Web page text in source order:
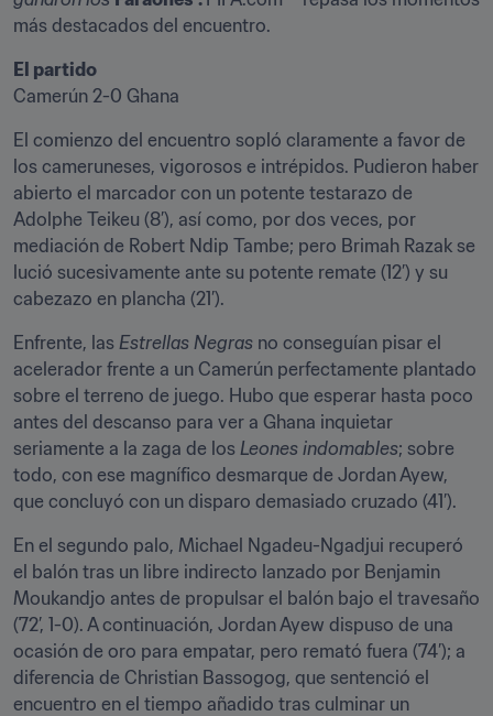
más destacados del encuentro.
El partido
Camerún 2-0 Ghana
El comienzo del encuentro sopló claramente a favor de
los cameruneses, vigorosos e intrépidos. Pudieron haber
abierto el marcador con un potente testarazo de
Adolphe Teikeu (8’), así como, por dos veces, por
mediación de Robert Ndip Tambe; pero Brimah Razak se
lució sucesivamente ante su potente remate (12’) y su
cabezazo en plancha (21’).
Enfrente, las Estrellas Negras no conseguían pisar el
acelerador frente a un Camerún perfectamente plantado
sobre el terreno de juego. Hubo que esperar hasta poco
antes del descanso para ver a Ghana inquietar
seriamente a la zaga de los Leones indomables; sobre
todo, con ese magnífico desmarque de Jordan Ayew,
que concluyó con un disparo demasiado cruzado (41’).
En el segundo palo, Michael Ngadeu-Ngadjui recuperó
el balón tras un libre indirecto lanzado por Benjamin
Moukandjo antes de propulsar el balón bajo el travesaño
(72’, 1-0). A continuación, Jordan Ayew dispuso de una
ocasión de oro para empatar, pero remató fuera (74’); a
diferencia de Christian Bassogog, que sentenció el
encuentro en el tiempo añadido tras culminar un